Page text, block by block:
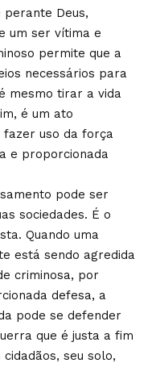
perante Deus,
um ser vítima e
permite que a
necessários para
mesmo tirar a vida
é um ato
uso da força
e proporcionada
pode ser
sociedades. É o
Quando uma
está sendo agredida
criminosa, por
defesa, a
pode se defender
que é justa a fim
seu solo,